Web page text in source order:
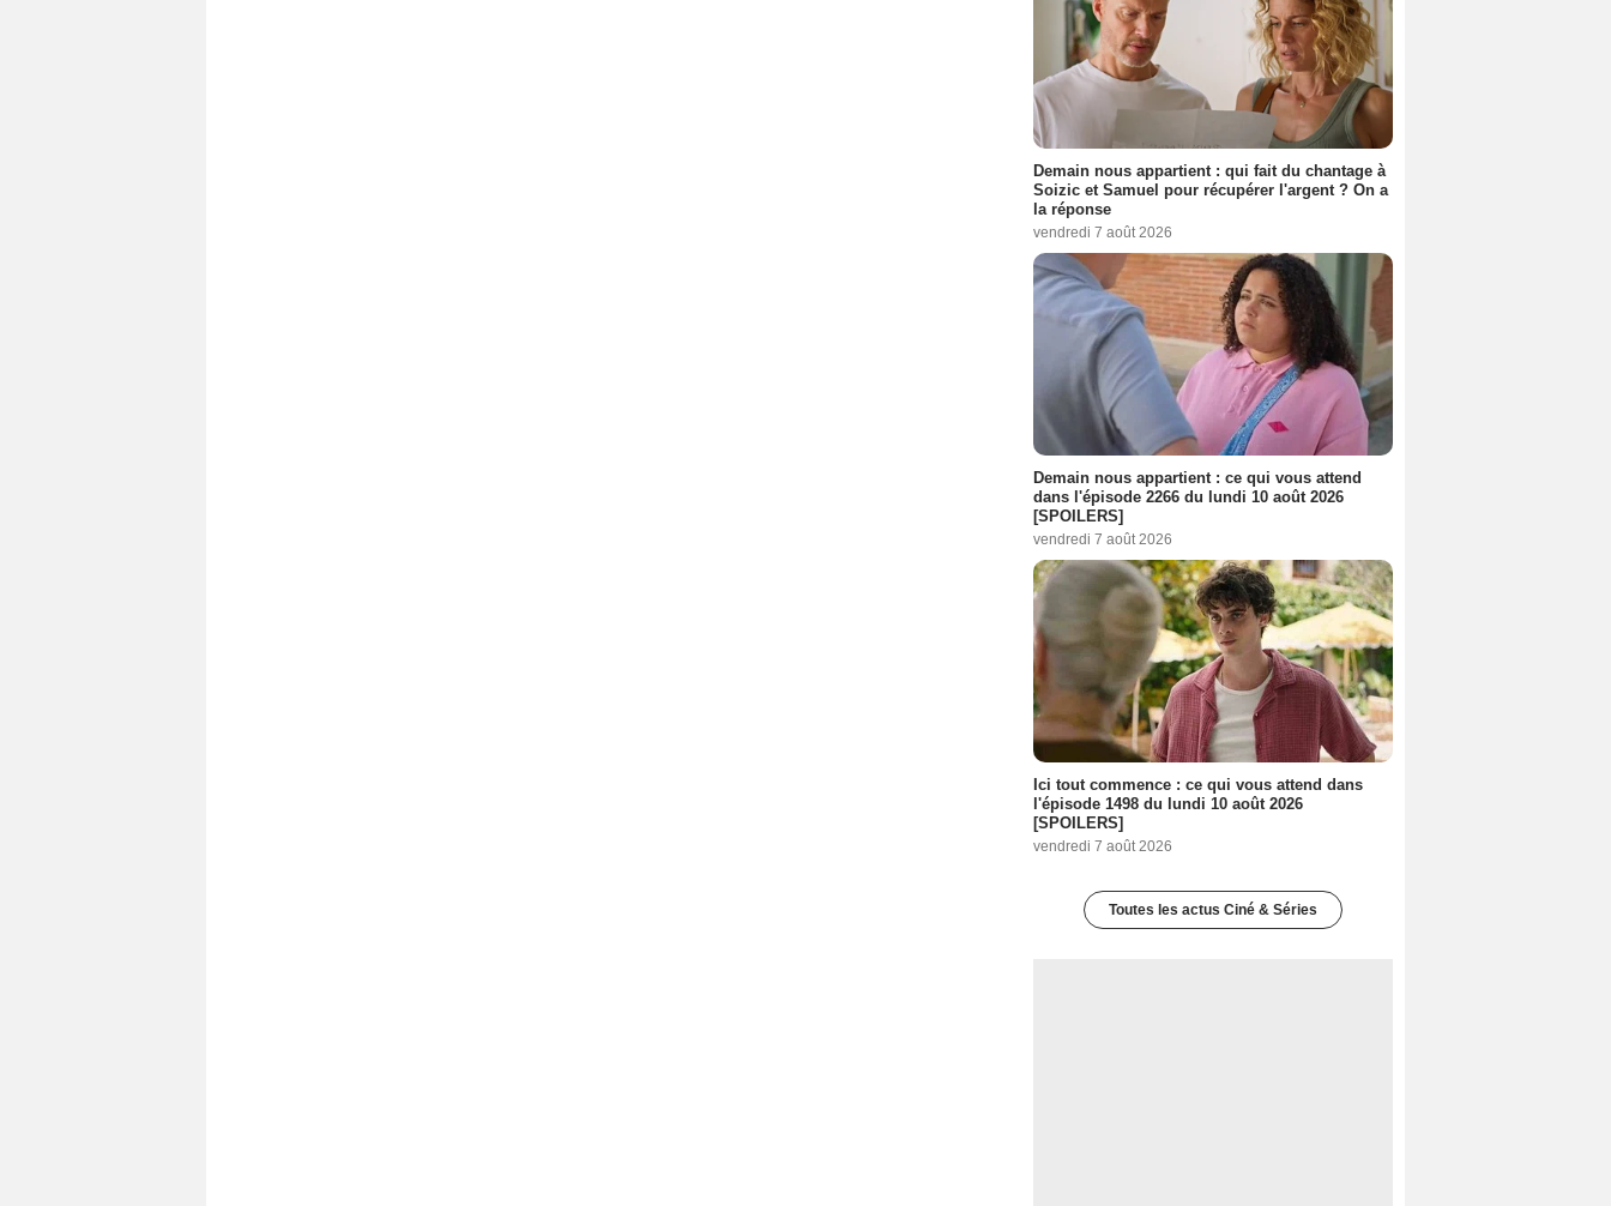
Demain nous appartient : qui fait du chantage à
Soizic et Samuel pour récupérer l'argent ? On a
la réponse
vendredi 7 août 2026
Demain nous appartient : ce qui vous attend
dans l'épisode 2266 du lundi 10 août 2026
[SPOILERS]
vendredi 7 août 2026
Ici tout commence : ce qui vous attend dans
l'épisode 1498 du lundi 10 août 2026
[SPOILERS]
vendredi 7 août 2026
Toutes les actus Ciné & Séries